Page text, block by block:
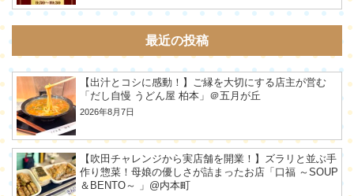
最近の投稿
【出汁とコシに感動！】ご縁を大切にする店主が営む
「だし自慢 うどん屋 柏本」＠五月が丘
2026年8月7日
【吹田チャレンジから実店舗を開業！】ズラリと並ぶ手
作り惣菜！母娘の優しさが詰まったお店「口福 ～SOUP
＆BENTO～ 」@内本町